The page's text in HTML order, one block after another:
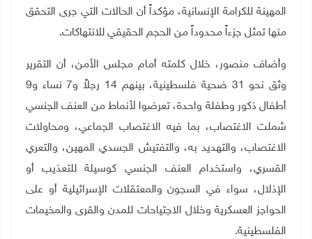
المهينة للكرامة الإنسانية، مؤكداً أن الحالات التي جرى التحقق
منها تمثل جزءاً محدوداً من الحجم الحقيقي للانتهاكات.
وأضاف منصور، خلال كلمته أمام مجلس الأمن، أن التقرير
وثق نحو 31 ضحية فلسطينية، بينهم 14 رجلاً و7 نساء و9
أطفال ذكور وطفلة واحدة، تعرضوا لأنماط من العنف الجنسي
شملت الاغتصاب، بما فيه الاغتصاب الجماعي، ومحاولات
الاغتصاب، والتهديد به، والتفتيش الجسدي المهين، والتعري
القسري، واستخدام العنف الجنسي كوسيلة للتعذيب أو
الإذلال، سواء في السجون والمعتقلات الإسرائيلية أو على
الحواجز العسكرية وخلال الاجتياحات للمدن والقرى والمخيمات
الفلسطينية.